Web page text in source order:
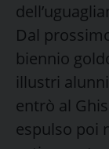
Dal
biennio
illustri
entrò al
espulso poi